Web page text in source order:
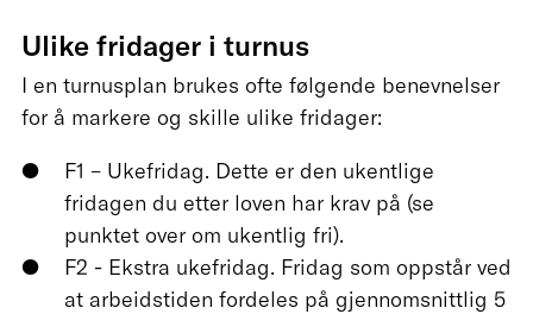
Ulike fridager i turnus
I en turnusplan brukes ofte følgende benevnelser
for å markere og skille ulike fridager:
F1 – Ukefridag. Dette er den ukentlige
fridagen du etter loven har krav på (se
punktet over om ukentlig fri).
F2 - Ekstra ukefridag. Fridag som oppstår ved
at arbeidstiden fordeles på gjennomsnittlig 5